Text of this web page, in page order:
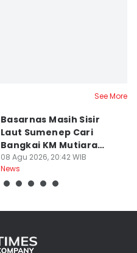
See More
Basarnas Masih Sisir
Laut Sumenep Cari
Bangkai KM Mutiara
Sentosa II
08 Agu 2026, 20:42 WIB
News